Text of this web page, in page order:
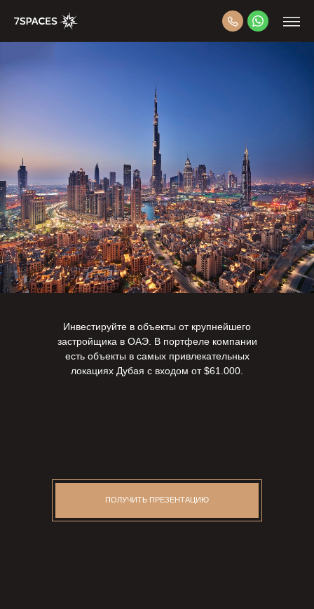
Топовый застройщик в оаэ
Damac properties
Инвестируйте в объекты от крупнейшего
застройщика в ОАЭ. В портфеле компании
есть объекты в самых привлекательных
локациях Дубая с входом от $61.000.
ПОЛУЧИТЬ ПРЕЗЕНТАЦИЮ